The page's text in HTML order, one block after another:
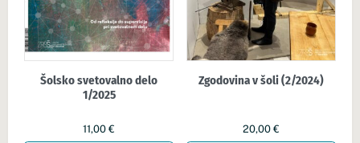
Šolsko svetovalno delo
1/2025
11,00€
Zgodovina v šoli (2/2024)
20,00 €